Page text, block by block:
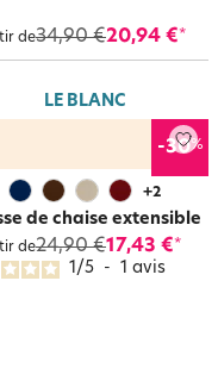
de34,90 €20,94 €*
LE BLANC
-30%
+2
de chaise extensible
de24,90 €17,43 €*
1/5 - 1 avis